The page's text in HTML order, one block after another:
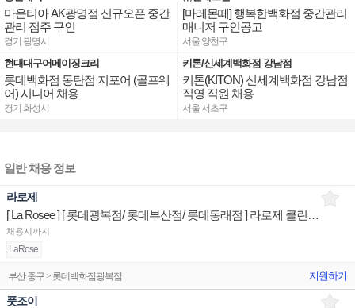
마운티아 AK광명점 신규오픈 중간
관리 점주 구인
경기 광명시
현대대구어메이징크리
롯데백화점 동탄점 지포어 (골프웨
어) 시니어 채용
경기 화성시
[마레몬떼] 행복한백화점 중간관리
매니저 구인공고
서울 양천구
키톤/신세계백화점 강남점
키톤(KITON) 신세계백화점 강남점
직영 직원 채용
서울 서초구
일반 채용 정보
라로제
[ La Rosee ] [ 롯데광복점/ 롯데부산점/ 롯데동래점 ] 라로제 클린뷰티 제품디스플레이 판매직원
채용시까지
LaRose
부산 중구 > 롯데백화점광복점 지원하기
풋조이